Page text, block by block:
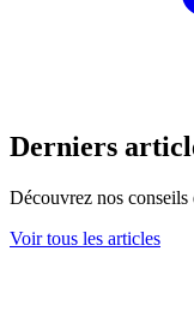
Derniers
Découvrez nos
Voir tous les articles